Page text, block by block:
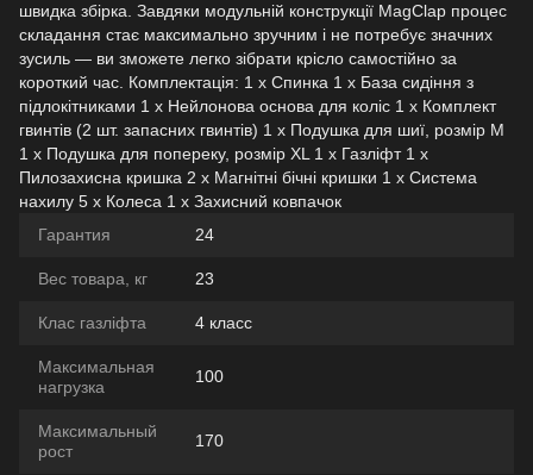
швидка збірка. Завдяки модульній конструкції MagClap процес
складання стає максимально зручним і не потребує значних
зусиль — ви зможете легко зібрати крісло самостійно за
короткий час. Комплектація: 1 х Спинка 1 х База сидіння з
підлокітниками 1 х Нейлонова основа для коліс 1 х Комплект
гвинтів (2 шт. запасних гвинтів) 1 х Подушка для шиї, розмір М
1 х Подушка для попереку, розмір XL 1 х Газліфт 1 х
Пилозахисна кришка 2 х Магнітні бічні кришки 1 х Система
нахилу 5 х Колеса 1 х Захисний ковпачок
Гарантия
24
Вес товара, кг 23
Клас газліфта 4 класс
Максимальная
нагрузка
100
Максимальный
рост
170